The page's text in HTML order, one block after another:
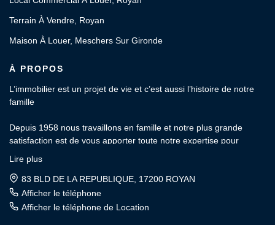
Terrain À Vendre, Royan
Maison À Louer, Meschers Sur Gironde
À PROPOS
L’immobilier est un projet de vie et c’est aussi l’histoire de notre
famille
Depuis 1958 nous travaillons en famille et notre plus grande
satisfaction est de vous apporter toute notre expertise pour
votre patrimoine.
OFFICE de la PROPRIÉTÉ : Votre agence indépendante et
familiale depuis 3 générations.
Lire plus
83 BLD DE LA REPUBLIQUE, 17200 ROYAN
Afficher le téléphone
Afficher le téléphone de Location